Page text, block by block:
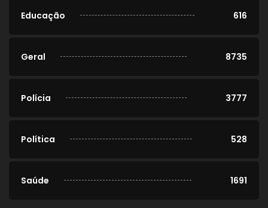
Educação 616
Geral 8735
Polícia 3777
Política 528
Saúde 1691